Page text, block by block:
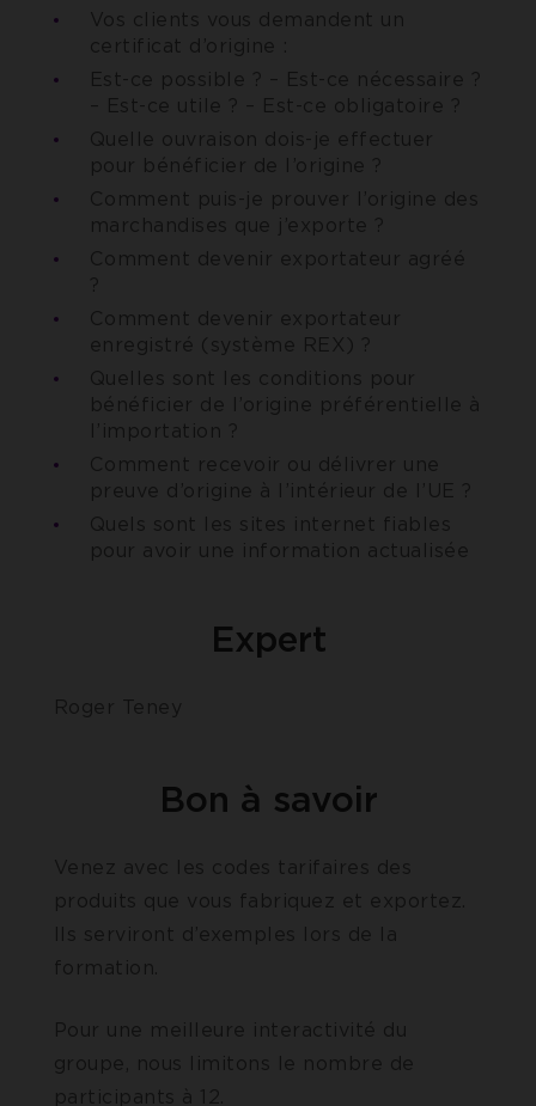
Vos clients vous demandent un
certificat d’origine :
Est-ce possible ? – Est-ce nécessaire ?
– Est-ce utile ? – Est-ce obligatoire ?
Quelle ouvraison dois-je effectuer
pour bénéficier de l’origine ?
Comment puis-je prouver l’origine des
marchandises que j’exporte ?
Comment devenir exportateur agréé
?
Comment devenir exportateur
enregistré (système REX) ?
Quelles sont les conditions pour
bénéficier de l’origine préférentielle à
l’importation ?
Comment recevoir ou délivrer une
preuve d’origine à l’intérieur de l’UE ?
Quels sont les sites internet fiables
pour avoir une information actualisée
Expert
Roger Teney
Bon à savoir
Venez avec les codes tarifaires des
produits que vous fabriquez et exportez.
Ils serviront d’exemples lors de la
formation.
Pour une meilleure interactivité du
groupe, nous limitons le nombre de
participants à 12.